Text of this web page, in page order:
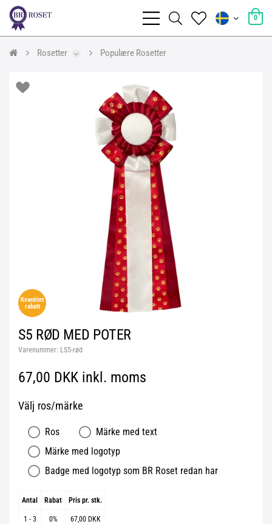
0
Rosetter Populære Rosetter
Kvantitet
rabatt
S5 RØD MED POTER
Varenummer: LS5-rød
67,00 DKK inkl. moms
Välj ros/märke
Ros
Märke med text
Märke med logotyp
Badge med logotyp som BR Roset redan har
Antal Rabat Pris pr. stk.
1 - 3 0% 67,00 DKK